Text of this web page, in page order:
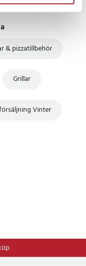
& pizzatillbehör
Grillar
Vinter